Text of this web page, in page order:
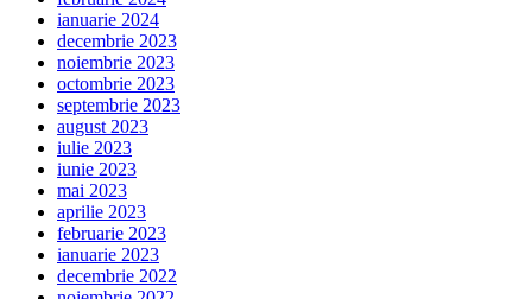
ianuarie 2024
decembrie 2023
noiembrie 2023
octombrie 2023
septembrie 2023
august 2023
iulie 2023
iunie 2023
mai 2023
aprilie 2023
februarie 2023
ianuarie 2023
decembrie 2022